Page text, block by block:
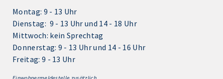
Montag: 9 - 13 Uhr
Dienstag: 9 - 13 Uhr und 14 - 18 Uhr
Mittwoch: kein Sprechtag
Donnerstag: 9 - 13 Uhr und 14 - 16 Uhr
Freitag: 9 - 13 Uhr